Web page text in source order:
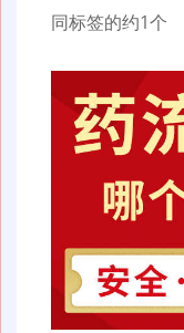
同标签的约1个